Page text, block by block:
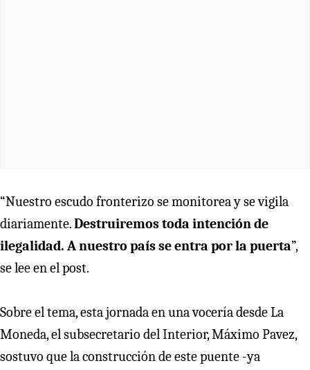
“Nuestro escudo fronterizo se monitorea y se vigila
diariamente.Destruiremos toda intención de
ilegalidad. A nuestro país se entra por la puerta”,
se lee en el post.
Sobre el tema, esta jornada en una vocería desde La
Moneda, el subsecretario del Interior, Máximo Pavez,
sostuvo que la construcción de este puente -ya